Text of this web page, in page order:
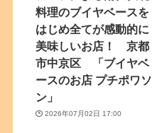
料理のブイヤベースを
はじめ全てが感動的に
美味しいお店！ 京都
市中京区 「ブイヤベ
ースのお店 プチポワソ
ン」
2026年07月02日 17:00